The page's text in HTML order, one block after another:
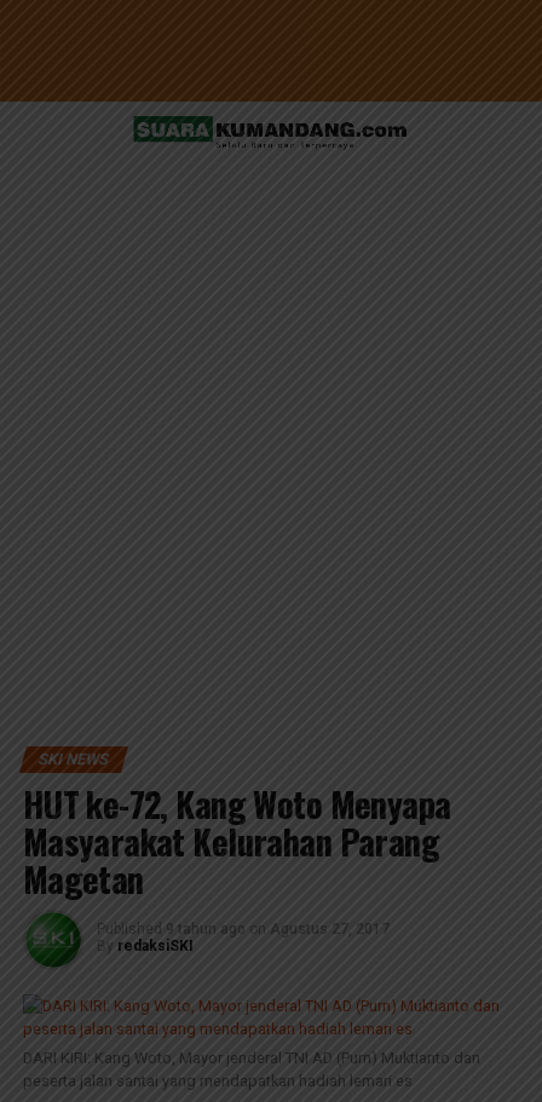
SKI NEWS
HUT ke-72, Kang Woto Menyapa
Masyarakat Kelurahan Parang
Magetan
Published 9 tahun ago on Agustus 27, 2017
By redaksiSKI
DARI KIRI: Kang Woto, Mayor jenderal TNI AD (Purn) Muktianto dan
peserta jalan santai yang mendapatkan hadiah lemari es